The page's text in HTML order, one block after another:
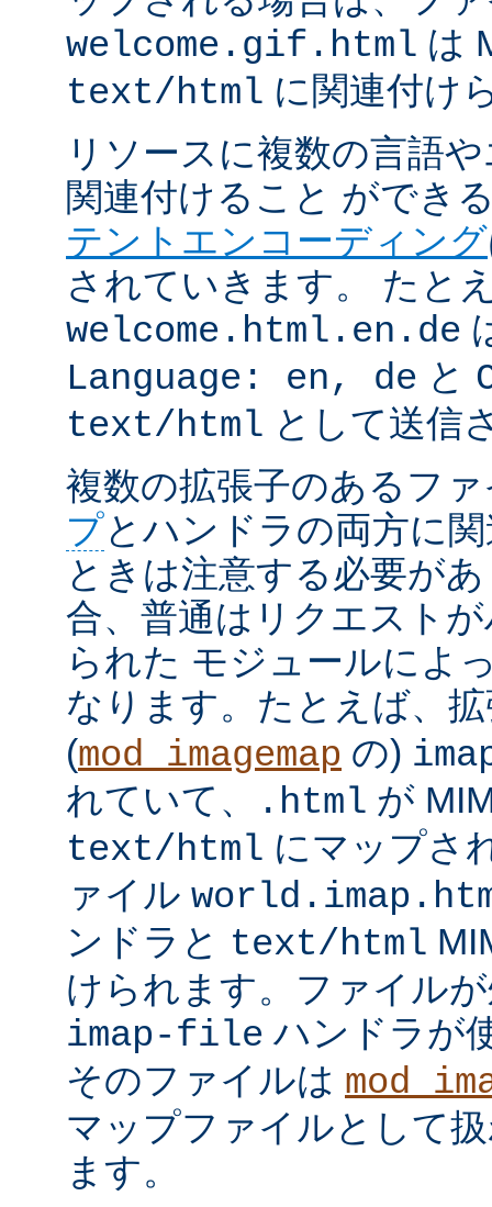
welcome.gif.html は
text/html に関連付け
リソースに複数の言語
関連付けること ができ
テントエンコーディング
されていきます。 たと
welcome.html.en.de
Language: en, de と
text/html として送信
複数の拡張子のあるフ
プとハンドラの両方に
ときは注意する必要が
合、普通はリクエスト
られた モジュールによ
なります。たとえば、
(mod_imagemap の)
れていて、
.html が
text/html にマップさ
ァイル
ンドラと text/html
けられます。ファイル
imap-file ハンドラが
そのファイルは
マップファイルとして
ます。